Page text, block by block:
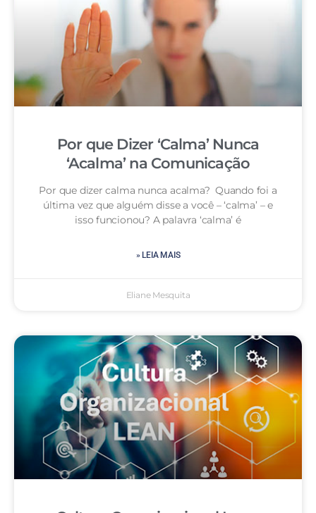
Por que Dizer ‘Calma’ Nunca
‘Acalma’ na Comunicação
Por que dizer calma nunca acalma? Quando foi a
última vez que alguém disse a você – ‘calma’ – e
isso funcionou? A palavra ‘calma’ é
» LEIA MAIS
Eliane Mesquita